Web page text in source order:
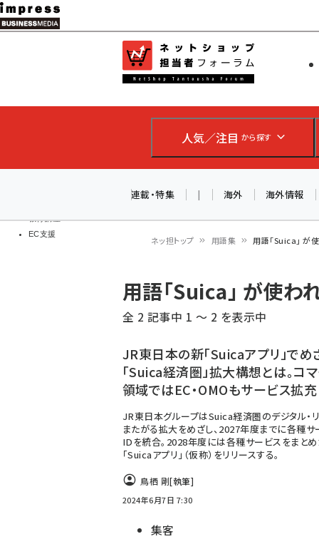
メ
イ
ン
ツ
移
教育講座
EC支援
ネットショ
人気／注目 から探す
連載・特集 | 海外 海外情報
ン
く
ず
ネッ担トップ 用語集 用語「Suica」 が
用語「Suica」 が使わ
全 2 記事中 1 ～ 2 を表示中
JR東日本の新「Suicaアプリ」でめ
「Suica経済圏」拡大構想とは。コ
領域ではEC・OMOもサービス拡充
JR東日本グループはSuica経済圏のデジタル・
またがる拡大をめざし、2027年度までに各種サ
IDを統合。2028年度には各種サービスをまと
「Suicaアプリ」（仮称）をリリースする。
鳥栖 剛[執筆]
2024年6月7日 7:30
集客